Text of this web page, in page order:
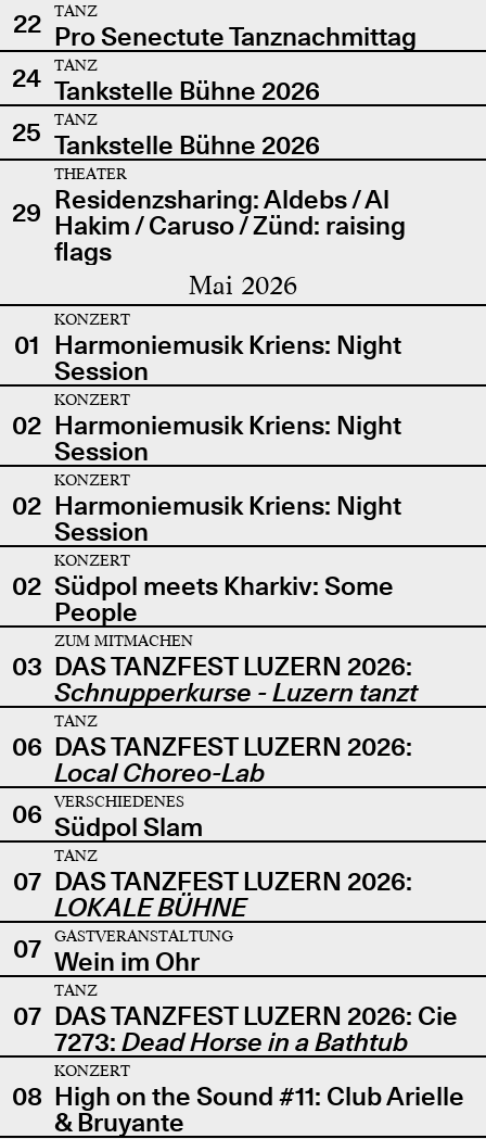
22
TANZ
Pro Senectute Tanznachmittag
24
TANZ
Tankstelle Bühne 2026
25
TANZ
Tankstelle Bühne 2026
29
THEATER
Residenzsharing: Aldebs / Al
Hakim / Caruso / Zünd: raising
flags
Mai 2026
01
KONZERT
Harmoniemusik Kriens: Night
Session
02
KONZERT
Harmoniemusik Kriens: Night
Session
02
KONZERT
Harmoniemusik Kriens: Night
Session
02
KONZERT
Südpol meets Kharkiv: Some
People
03
ZUM MITMACHEN
DAS TANZFEST LUZERN 2026:
Schnupperkurse - Luzern tanzt
06
TANZ
DAS TANZFEST LUZERN 2026:
Local Choreo-Lab
06
VERSCHIEDENES
Südpol Slam
07
TANZ
DAS TANZFEST LUZERN 2026:
LOKALE BÜHNE
07
GASTVERANSTALTUNG
Wein im Ohr
07
TANZ
DAS TANZFEST LUZERN 2026: Cie
7273: Dead Horse in a Bathtub
08
KONZERT
High on the Sound #11: Club Arielle
& Bruyante